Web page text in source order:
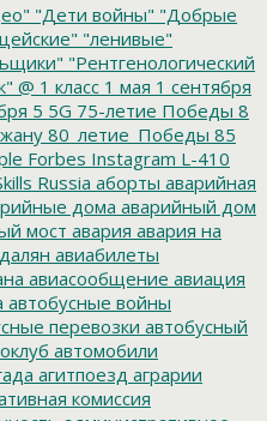
"Дети войны" "Добрые
"ленивые"
"Рентгенологический
@ 1 класс 1 мая 1 сентября
5 5G 75-летие Победы 8
80_летие_Победы 85
Forbes Instagram L-410
Russia аборты аварийная
дома аварийный дом
мост авария авария на
авиабилеты
авиасообщение авиация
автобусные войны
перевозки автобусный
автомобили
агитпоезд аграрии
комиссия